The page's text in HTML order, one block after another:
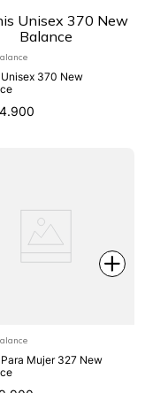
370 New
.900
Mujer 327 New